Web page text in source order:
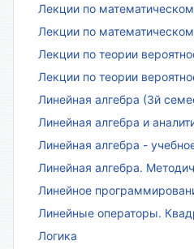
Лекции по
Лекции по
Лекции по теории
Лекции по теории
Линейная алгебра (3й
Линейная алгебра и
Линейная алгебра -
Линейная алгебра.
Линейное
Линейные операторы.
Логика